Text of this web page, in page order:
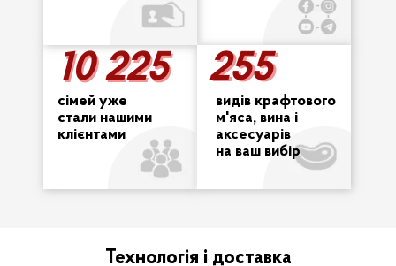
10 225
10 225
сімей уже
стали нашими
клієнтами
255
255
видів крафтового
м'яса, вина і
аксесуарів
на ваш вибір
Технологія і доставка